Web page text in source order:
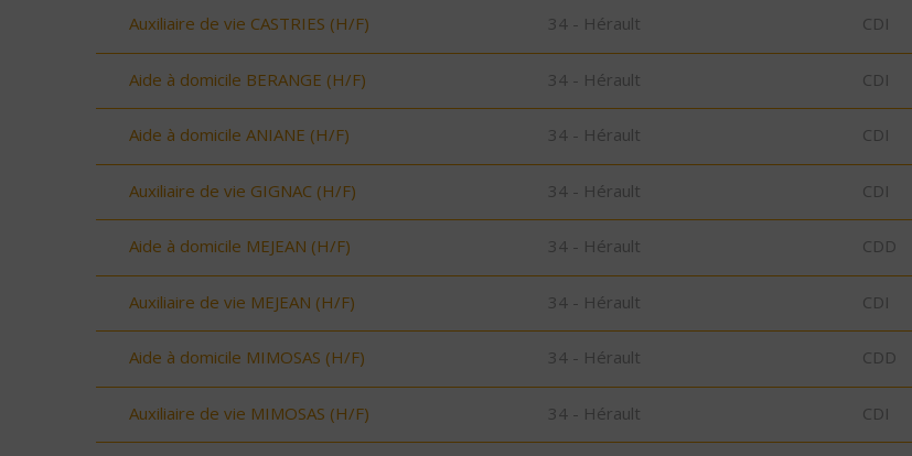
Auxiliaire de vie CASTRIES (H/F) 34 - Hérault CDI
Aide à domicile BERANGE (H/F) 34 - Hérault CDI
Aide à domicile ANIANE (H/F) 34 - Hérault CDI
Auxiliaire de vie GIGNAC (H/F) 34 - Hérault CDI
Aide à domicile MEJEAN (H/F) 34 - Hérault CDD
Auxiliaire de vie MEJEAN (H/F) 34 - Hérault CDI
Aide à domicile MIMOSAS (H/F) 34 - Hérault CDD
Auxiliaire de vie MIMOSAS (H/F) 34 - Hérault CDI